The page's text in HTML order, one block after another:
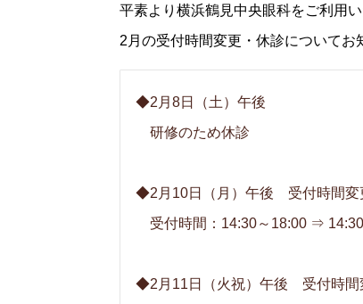
平素より横浜鶴見中央眼科をご利用
2月の受付時間変更・休診についてお
◆2月8日（土）午後
研修のため休診
◆2月10日（月）午後 受付時間変
受付時間：14:30～18:00 ⇒
◆2月11日（火祝）午後 受付時間